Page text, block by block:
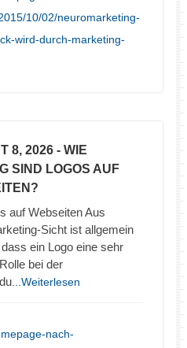
10/02/neuromarketing-
wird-durch-marketing-
8, 2026 - WIE
SIND LOGOS AUF
auf Webseiten Aus
Sicht ist allgemein
ein Logo eine sehr
bei der
...Weiterlesen
nach-